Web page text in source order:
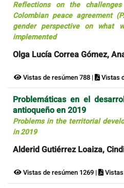
Reflections on the
Colombian peace agreement
gender perspective on what
implemented
Olga Lucía Correa Gómez,
Vistas de resúmen 788 | Vistas
Problemáticas en el
antioqueño en 2019
Problems in the territorial
in 2019
Alderid Gutiérrez Loaiza,
Vistas de resúmen 1269 |